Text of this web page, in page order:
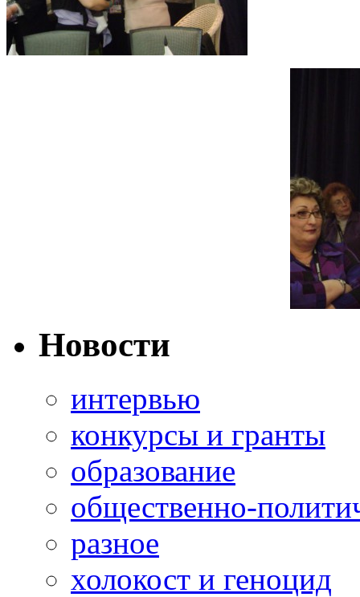
Новости
интервью
конкурсы и гранты
образование
общественно-
разное
холокост и геноцид